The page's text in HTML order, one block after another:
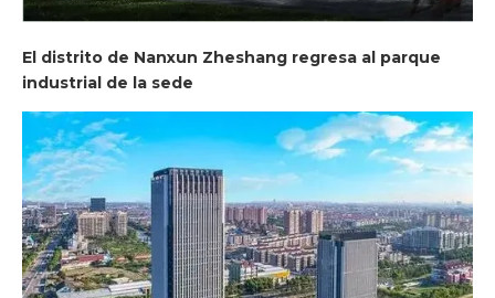
El distrito de Nanxun Zheshang regresa al parque
industrial de la sede